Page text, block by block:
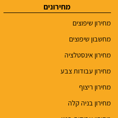
מחירונים
מחירון שיפוצים
מחשבון שיפוצים
מחירון אינסטלציה
מחירון עבודות צבע
מחירון ריצוף
מחירון בניה קלה